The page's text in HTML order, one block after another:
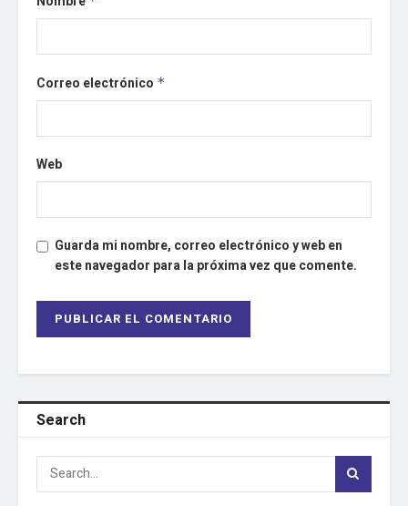
Correo electrónico *
Web
Guarda mi nombre, correo electrónico y web en
este navegador para la próxima vez que comente.
Search